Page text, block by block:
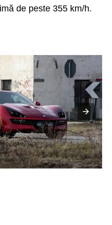
de peste 355 km/h.